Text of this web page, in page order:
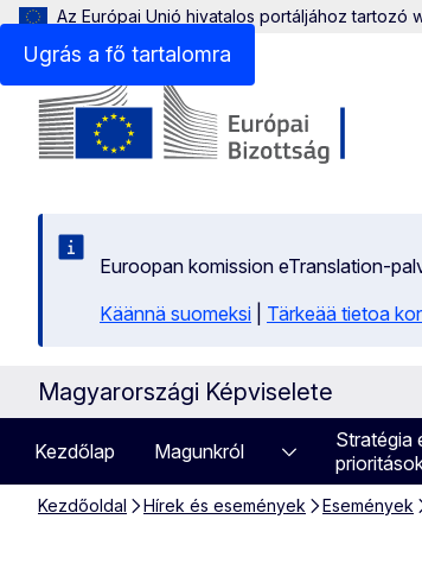
Ugrás a fő tartalomra
Az Európai Unió hivatalos portáljához tartozó
Euroopan komission eTranslation-
Käännä suomeksi
Tärkeää tietoa
Magyarországi Képviselete
Kezdőlap Magunkról
Stratégia
Kezdőoldal Hírek és események Események